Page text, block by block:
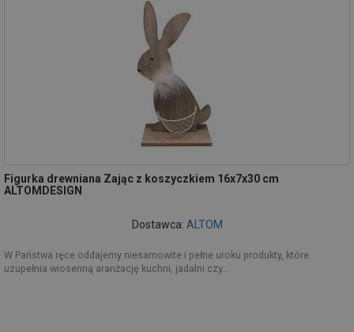
Figurka drewniana Zając z koszyczkiem 16x7x30 cm
ALTOMDESIGN
Dostawca: ALTOM
W Państwa ręce oddajemy niesamowite i pełne uroku produkty, które
uzupełnia wiosenną aranżację kuchni, jadalni czy...